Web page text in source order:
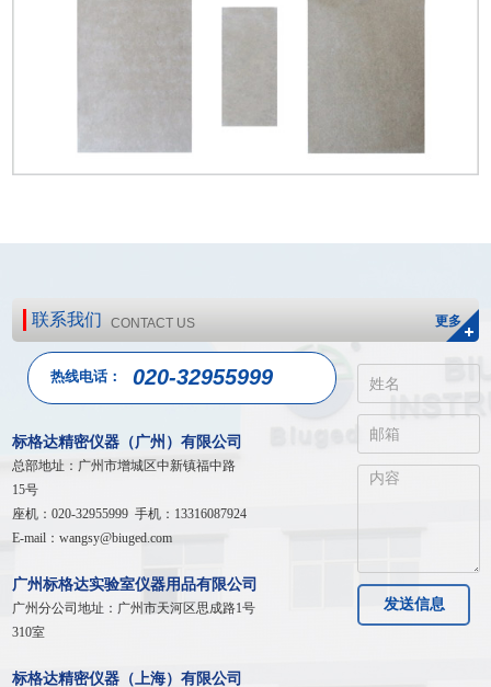
联系我们 CONTACT US 更多
热线电话： 020-32955999
标格达精密仪器（广州）有限公司
总部地址：广州市增城区中新镇福中路
15号
座机：020-32955999 手机：13316087924
E-mail：wangsy@biuged.com
广州标格达实验室仪器用品有限公司
广州分公司地址：广州市天河区思成路1号
310室
标格达精密仪器（上海）有限公司
发送信息